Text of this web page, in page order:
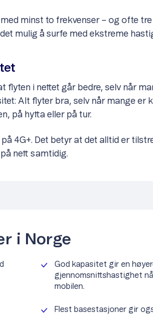
minst to frekvenser – og ofte tre
mulig å surfe med ekstreme
flyten i nettet går bedre, selv når
Alt flyter bra, selv når mange er
på hytta eller på tur.
4G+. Det betyr at det alltid er
nett samtidig.
i Norge
God kapasitet gir en
gjennomsnittshastighet
mobilen.
Flest basestasjoner gir